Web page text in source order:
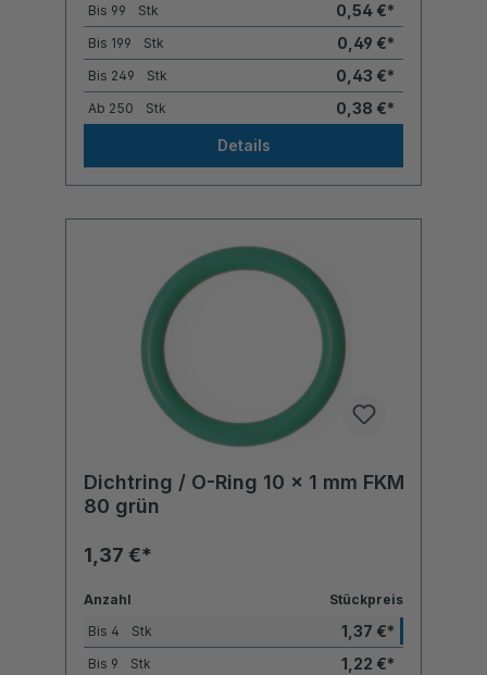
Bis 99 Stk 0,54 €*
Bis 199 Stk 0,49 €*
Bis 249 Stk 0,43 €*
Ab 250 Stk
0,38 €*
Details
Dichtring / O-Ring 10 x 1 mm FKM
80 grün
1,37 €*
Anzahl
Stückpreis
Bis 4 Stk 1,37 €*
Bis 9 Stk 1,22 €*